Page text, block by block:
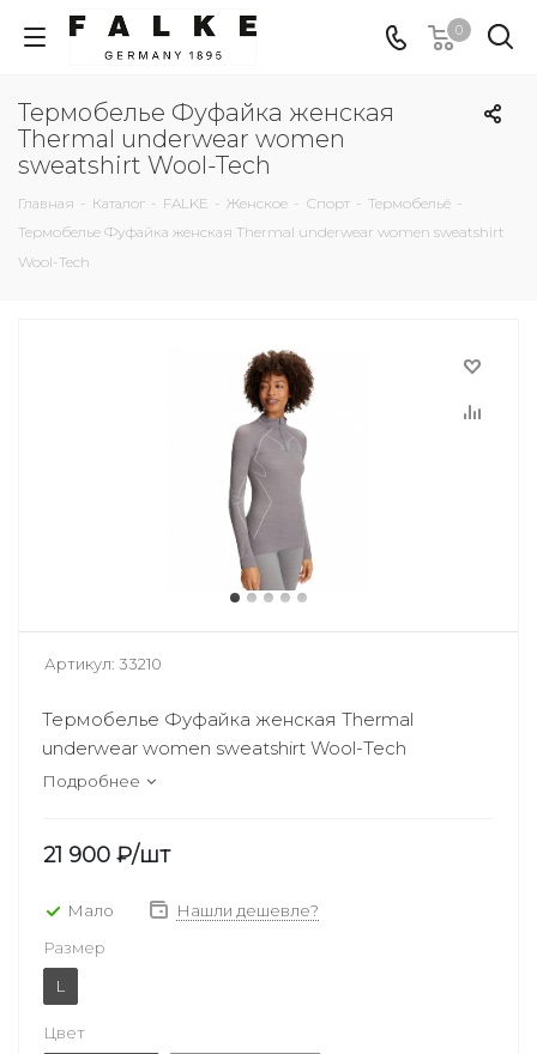
0
Термобелье Фуфайка женская
Thermal underwear women
sweatshirt Wool-Tech
Главная - Каталог - FALKE - Женское - Спорт - Термобельё -
Термобелье Фуфайка женская Thermal underwear women sweatshirt
Wool-Tech
Артикул: 33210
Термобелье Фуфайка женская Thermal
underwear women sweatshirt Wool-Tech
Подробнее
21 900 ₽/шт
Мало
Нашли дешевле?
Размер
L
Цвет